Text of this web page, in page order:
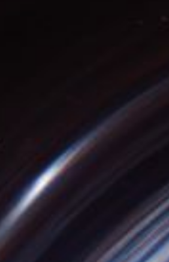
Главная
Концерты во
Музыка космоса. Ханс Циммер